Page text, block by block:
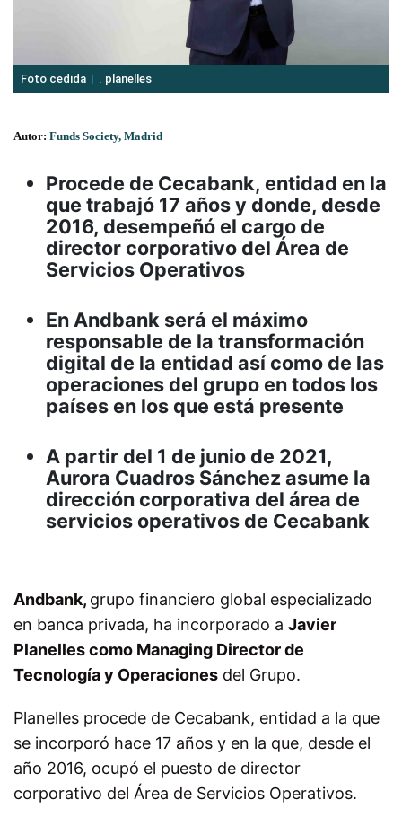
Foto cedida . planelles
Autor: Funds Society, Madrid
Procede de Cecabank, entidad en la
que trabajó 17 años y donde, desde
2016, desempeñó el cargo de
director corporativo del Área de
Servicios Operativos
En Andbank será el máximo
responsable de la transformación
digital de la entidad así como de las
operaciones del grupo en todos los
países en los que está presente
A partir del 1 de junio de 2021,
Aurora Cuadros Sánchez asume la
dirección corporativa del área de
servicios operativos de Cecabank
Andbank, grupo financiero global especializado
en banca privada, ha incorporado a Javier
Planelles como Managing Director de
Tecnología y Operaciones del Grupo.
Planelles procede de Cecabank, entidad a la que
se incorporó hace 17 años y en la que, desde el
año 2016, ocupó el puesto de director
corporativo del Área de Servicios Operativos.